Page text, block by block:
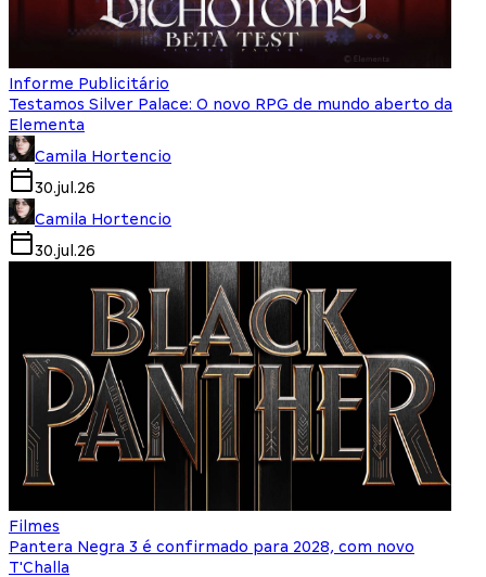
Informe Publicitário
Testamos Silver Palace: O novo RPG de mundo aberto da
Elementa
Camila Hortencio
30.jul.26
Camila Hortencio
30.jul.26
Filmes
Pantera Negra 3 é confirmado para 2028, com novo
T'Challa